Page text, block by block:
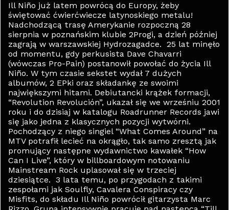
Ill Niño już latem powrócą do Europy, żeby
świętować ćwierćwiecze latynoskiego metalu!
Nadchodzącą trasę Amerykanie rozpoczną 28
sierpnia w poznańskim klubie 2Progi, a dzień później
zagrają w warszawskiej Hydrozagadce. 25 lat minęło
od momentu, gdy perkusista Dave Chavarri
(wówczas Pro-Pain) postanowił powołać do życia Ill
Niño. W tym czasie sekstet wydał 7 dużych
albumów, 2 EPki oraz składankę ze swoimi
największymi hitami. Debiutancki krążek formacji,
“Revolution Revolución”, ukazał się we wrześniu 2001
roku i do dzisiaj w katalogu Roadrunner Records jawi
się jako jedna z klasycznych pozycji wytwórni.
Pochodzący z niego singiel “What Comes Around” na
MTV potrafił lecieć na okrągło, tak samo zresztą jak
promujący następne wydawnictwo kawałek “How
Can I Live”, który w billboardowym notowaniu
Mainstream Rock uplasował się w trzeciej
dziesiątce. 3 lata temu, po przygodach z takimi
zespołami jak Soulfly, Cavalera Conspiracy czy
Misfits, do składu Ill Niño powrócił gitarzysta Marc